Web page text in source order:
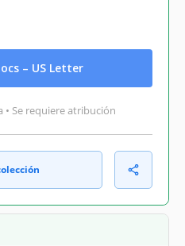
– US Letter
• Se requiere atribución